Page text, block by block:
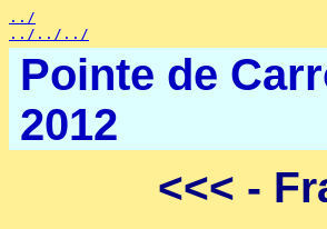
../
../../../
Pointe de
2012
<<< -